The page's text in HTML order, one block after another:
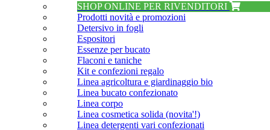
SHOP ONLINE PER RIVENDITORI
Prodotti novità e promozioni
Detersivo in fogli
Espositori
Essenze per bucato
Flaconi e taniche
Kit e confezioni regalo
Linea agricoltura e giardinaggio bio
Linea bucato confezionato
Linea corpo
Linea cosmetica solida (novita'!)
Linea detergenti vari confezionati